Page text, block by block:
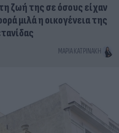
ζωή της σε όσους είχαν
μιλά η οικογένεια της
ΜΑΡΊΑ ΚΑΤΡΙΝΆΚΗ